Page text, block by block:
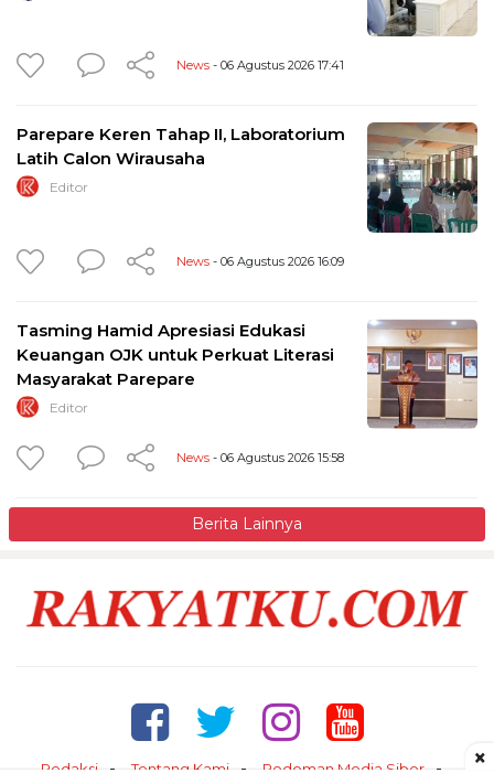
News - 06 Agustus 2026 17:41
Parepare Keren Tahap II, Laboratorium
Latih Calon Wirausaha
Editor
News - 06 Agustus 2026 16:09
Tasming Hamid Apresiasi Edukasi
Keuangan OJK untuk Perkuat Literasi
Masyarakat Parepare
Editor
News - 06 Agustus 2026 15:58
Berita Lainnya
Redaksi Tentang Kami Pedoman Media Siber ×